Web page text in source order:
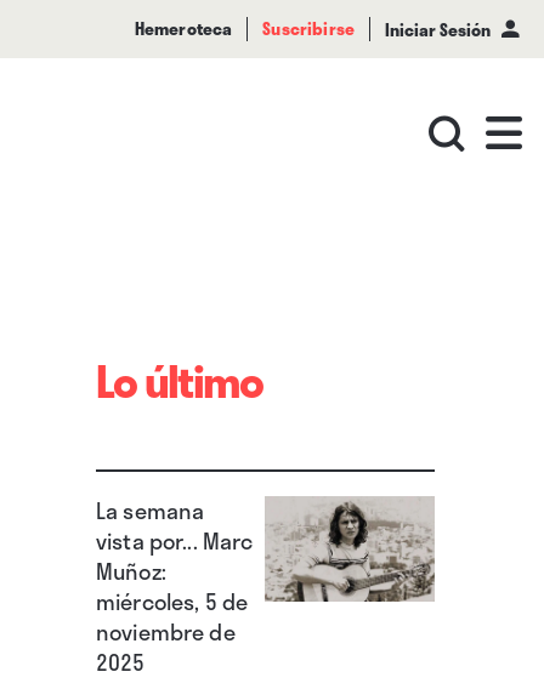
Hemeroteca Suscribirse Iniciar Sesión
Lo último
La semana
vista por... Marc
Muñoz:
miércoles, 5 de
noviembre de
2025